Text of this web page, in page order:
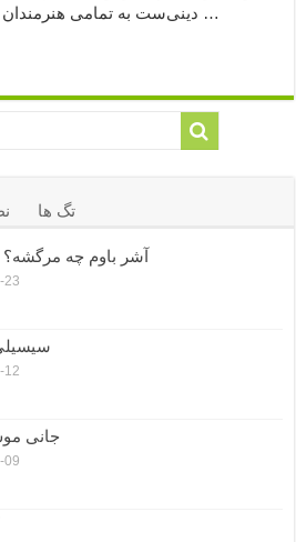
دینی‌ست به تمامی هنرمندان بزرگ و گمنام. فیلمی‌ست …
تگ ها
آشر باوم چه
23
12
جانی
09